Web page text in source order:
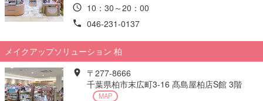
10：30～20：00
046-231-0137
メイクアップソリューション 柏
〒277-8666
千葉県柏市末広町3-16 髙島屋柏店S館 3階
MAP